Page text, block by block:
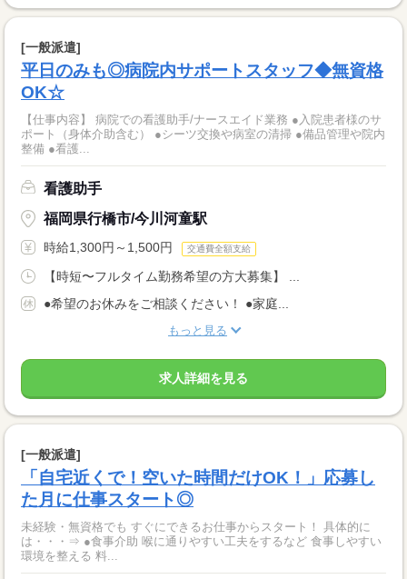
[一般派遣]
平日のみも◎病院内サポートスタッフ◆無資格
OK☆
【仕事内容】 病院での看護助手/ナースエイド業務 ●入院患者様のサ
ポート（身体介助含む） ●シーツ交換や病室の清掃 ●備品管理や院内
整備 ●看護...
看護助手
福岡県行橋市/今川河童駅
時給1,300円～1,500円 交通費全額支給
【時短〜フルタイム勤務希望の方大募集】 ...
●希望のお休みをご相談ください！ ●家庭...
もっと見る
求人詳細を見る
[一般派遣]
「自宅近くで！空いた時間だけOK！」応募し
た月に仕事スタート◎
未経験・無資格でも すぐにできるお仕事からスタート！ 具体的に
は・・・⇒ ●食事介助 喉に通りやすい工夫をするなど 食事しやすい
環境を整える 料...